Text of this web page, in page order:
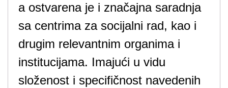
a ostvarena je i značajna saradnja
sa centrima za socijalni rad, kao i
drugim relevantnim organima i
institucijama. Imajući u vidu
složenost i specifičnost navedenih